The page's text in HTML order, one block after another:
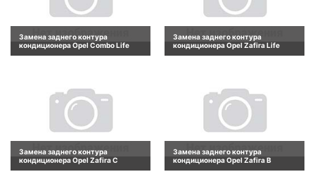
Замена заднего контура
кондиционера Opel Combo Life
Замена заднего контура
кондиционера Opel Zafira Life
Замена заднего контура
кондиционера Opel Zafira C
Замена заднего контура
кондиционера Opel Zafira B